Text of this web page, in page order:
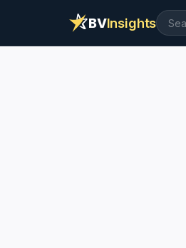
BVInsights